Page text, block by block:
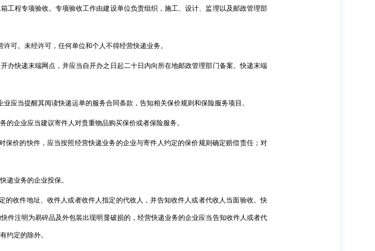
工程专项验收。专项验收工作由建设单位负责组织，施工、设计、监理以及邮政管理部
可。未经许可，任何单位和个人不得经营快递业务。
办快递末端网点，并应当自开办之日起二十日内向所在地邮政管理部门备案。快递末端
应当提醒其阅读快递运单的服务合同条款，告知相关保价规则和保险服务项目。
的企业应当建议寄件人对贵重物品购买保价或者保险服务。
价的快件，应当按照经营快递业务的企业与寄件人约定的保价规则确定赔偿责任；对
递业务的企业投保。
收件地址、收件人或者收件人指定的代收人，并告知收件人或者代收人当面验收。快
件注明为易碎品及外包装出现明显破损的，经营快递业务的企业应当告知收件人或者代
约定的除外。